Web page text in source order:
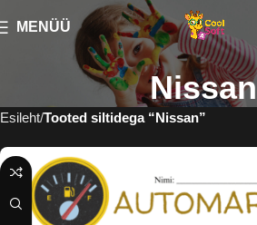
MENÜÜ
Nissan
Esileht Tooted siltidega “Nissan”